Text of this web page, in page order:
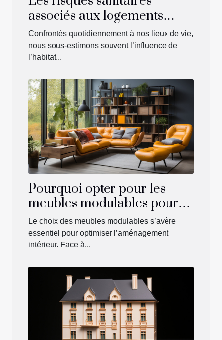
associés aux logements
insalubres et comment les
éviter
Confrontés quotidiennement à nos lieux de vie,
nous sous-estimons souvent l’influence de
l’habitat...
Pourquoi opter pour les
meubles modulables pour
aménager votre intérieur ?
Le choix des meubles modulables s’avère
essentiel pour optimiser l’aménagement
intérieur. Face à...